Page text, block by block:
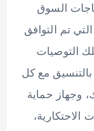
مع كل
حماية